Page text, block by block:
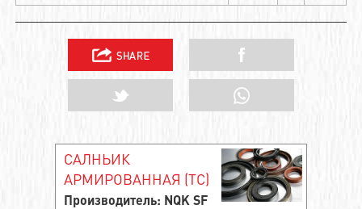
САЛНЬИК
АРМИРОВАННАЯ (TC)
Производитель: NQK SF